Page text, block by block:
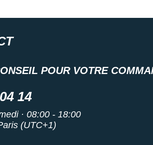
POUR VOTRE
14
· 08:00 - 18:00
(UTC+1)